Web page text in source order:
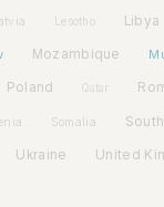
Lesotho Libya
Mozambique
Poland Qatar
Somalia
Ukraine United